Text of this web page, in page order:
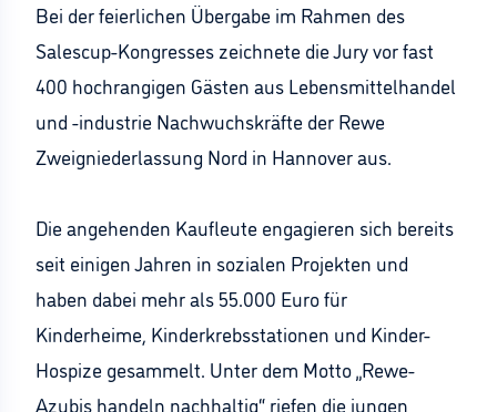
Bei der feierlichen Übergabe im Rahmen des
Salescup-Kongresses zeichnete die Jury vor fast
400 hochrangigen Gästen aus Lebensmittelhandel
und -industrie Nachwuchskräfte der Rewe
Zweigniederlassung Nord in Hannover aus.
Die angehenden Kaufleute engagieren sich bereits
seit einigen Jahren in sozialen Projekten und
haben dabei mehr als 55.000 Euro für
Kinderheime, Kinderkrebsstationen und Kinder-
Hospize gesammelt. Unter dem Motto „Rewe-
Azubis handeln nachhaltig“ riefen die jungen